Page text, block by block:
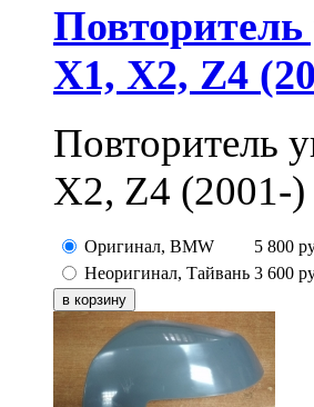
Повторитель
X1, X2, Z4
Повторитель
X2, Z4 (2001-)
Оригинал, BMW 5 800
Неоригинал, Тайвань 3 600